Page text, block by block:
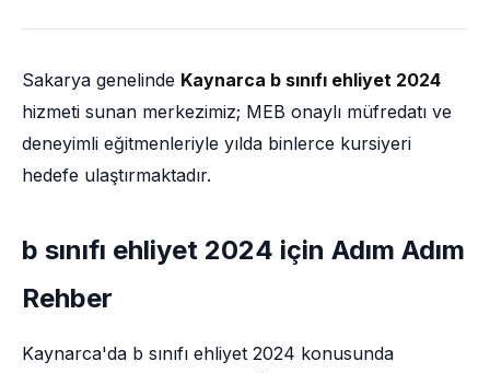
Sakarya genelinde Kaynarca b sınıfı ehliyet 2024
hizmeti sunan merkezimiz; MEB onaylı müfredatı ve
deneyimli eğitmenleriyle yılda binlerce kursiyeri
hedefe ulaştırmaktadır.
b sınıfı ehliyet 2024 için Adım Adım
Rehber
Kaynarca'da b sınıfı ehliyet 2024 konusunda